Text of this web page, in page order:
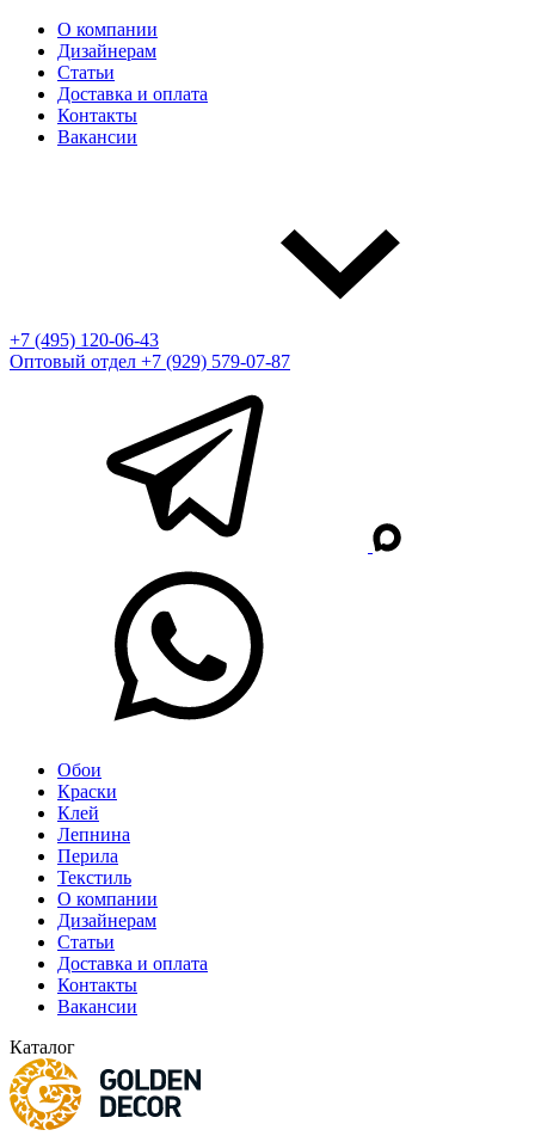
О компании
Дизайнерам
Статьи
Доставка и оплата
Контакты
Вакансии
+7 (495) 120-06-43
Оптовый отдел +7 (929) 579-07-87
Обои
Краски
Клей
Лепнина
Перила
Текстиль
О компании
Дизайнерам
Статьи
Доставка и оплата
Контакты
Вакансии
Каталог